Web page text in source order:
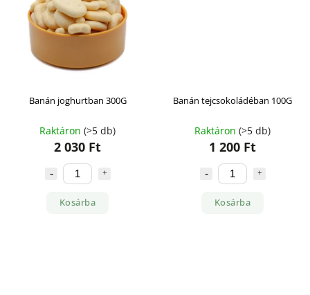
Banán joghurtban 300G
Raktáron (>5 db)
2 030 Ft
Kosárba
Banán tejcsokoládéban 100G
Raktáron (>5 db)
1 200 Ft
Kosárba